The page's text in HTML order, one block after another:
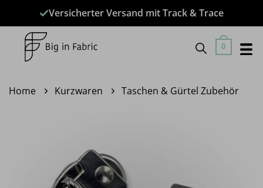
springen
Versicherter Versand mit Track & Trace
0
Home Kurzwaren Taschen & Gürtel Zubehör